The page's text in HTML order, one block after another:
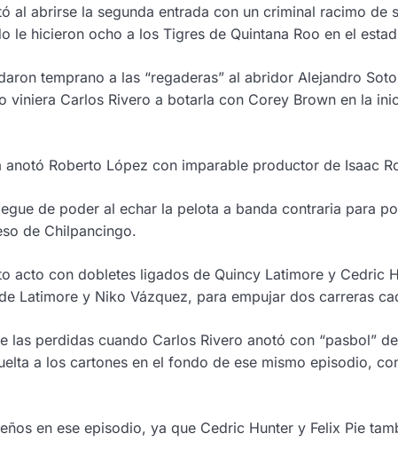
al abrirse la segunda entrada con un criminal racimo
le hicieron ocho a los Tigres de Quintana Roo en el
temprano a las “regaderas” al abridor Alejandro
viniera Carlos Rivero a botarla con Corey Brown en la
Roberto López con imparable productor de Isaac
de poder al echar la pelota a banda contraria para
de Chilpancingo.
acto con dobletes ligados de Quincy Latimore y Cedric
Latimore y Niko Vázquez, para empujar dos carreras
las perdidas cuando Carlos Rivero anotó con “pasbol”
a los cartones en el fondo de ese mismo episodio,
en ese episodio, ya que Cedric Hunter y Felix Pie